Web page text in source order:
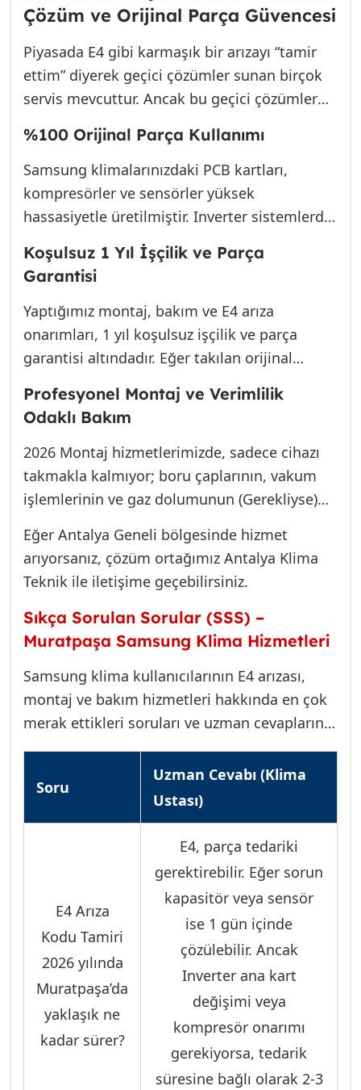
arada sunmayı taahhüt ediyoruz. Fiyat
politikamızın temelini, yaptığımız işin uzun
ömürlülüğü ve müşteri memnuniyeti
oluşturur.
Çözüm ve Orijinal Parça Güvencesi
Piyasada E4 gibi karmaşık bir arızayı “tamir
ettim” diyerek geçici çözümler sunan birçok
servis mevcuttur. Ancak bu geçici çözümler
cihazınızın kısa süre sonra daha büyük bir
arızayla karşılaşmasına neden olur.
%100 Orijinal Parça Kullanımı
Samsung klimalarınızdaki PCB kartları,
kompresörler ve sensörler yüksek
hassasiyetle üretilmiştir. Inverter sistemlerde
yan sanayi bir kapasitör veya röle kullanmak,
kartın diğer hassas bileşenlerine zarar
verebilir. Biz, yalnızca Samsung tarafından
onaylanmış (OEM) veya eşdeğer kalitedeki
orijinal yedek parçaları kullanırız. Bu,
cihazınızın fabrika performansına geri
riskini minimuma indirir.
Koşulsuz 1 Yıl İşçilik ve Parça
Garantisi
Yaptığımız montaj, bakım ve E4 arıza
onarımları, 1 yıl koşulsuz işçilik ve parça
garantisi altındadır. Eğer takılan orijinal
müdahalemizden kaynaklanan bir sebeple
arızalanırsa, değişimi ücretsiz olarak
gerçekleştirilir. Bu garanti, Muratpaşa’daki
müşterilerimize duyduğumuz güvenin ve
sunduğumuz hizmetin kalitesinin en somut
Profesyonel Montaj ve Verimlilik
Odaklı Bakım
2026 Montaj hizmetlerimizde, sadece cihazı
takmakla kalmıyor; boru çaplarının, vakum
işlemlerinin ve gaz dolumunun (Gerekliyse)
garanti ediyoruz. Yanlış borulama ve yetersiz
vakum, E4 gibi arızaların zeminini hazırlar.
Önleyici bakımlarımızda ise, sadece filtre
temizliği değil, kimyasal temizlik, gaz basıncı
kontrolü ve tüm elektronik bileşenlerin
gerçekleştirilir.
Eğer Antalya Geneli bölgesinde hizmet
arıyorsanız, çözüm ortağımız Antalya Klima
Teknik ile iletişime geçebilirsiniz.
Sıkça Sorulan Sorular (SSS) –
Muratpaşa Samsung Klima Hizmetleri
Samsung klima kullanıcılarının E4 arızası,
montaj ve bakım hizmetleri hakkında en çok
merak ettikleri soruları ve uzman cevaplarını
tablo halinde sunuyoruz.
Soru
Uzman Cevabı (Klima
Ustası)
E4 Arıza
Kodu Tamiri
2026 yılında
Muratpaşa’da
yaklaşık ne
kadar sürer?
E4, parça tedariki
gerektirebilir. Eğer sorun
kapasitör veya sensör
ise 1 gün içinde
çözülebilir. Ancak
Inverter ana kart
değişimi veya
kompresör onarımı
gerekiyorsa, tedarik
süresine bağlı olarak 2-3